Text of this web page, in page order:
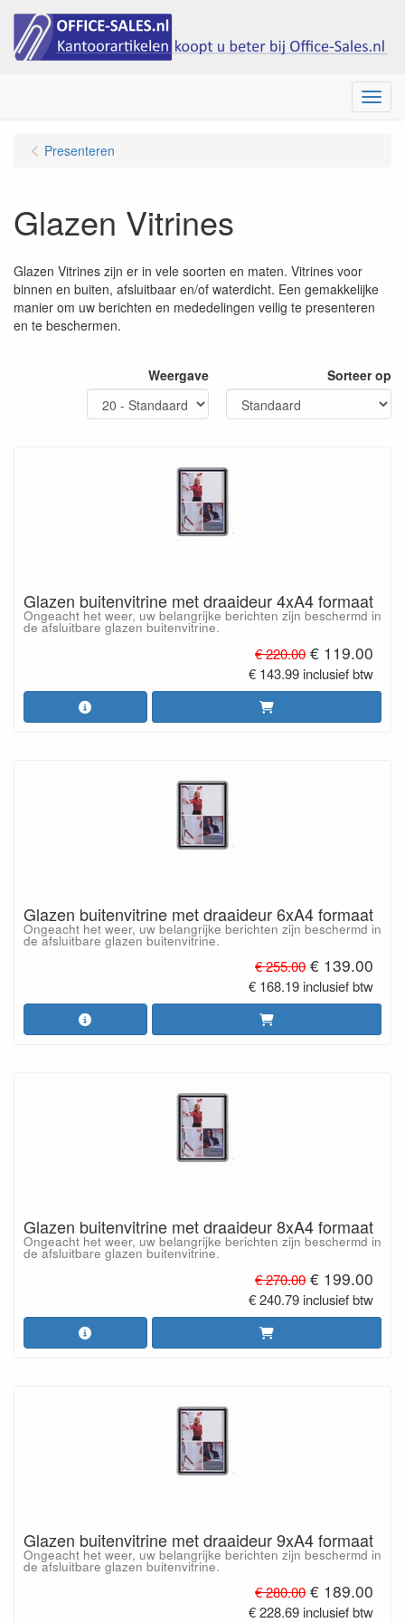
Menu
Presenteren
Glazen Vitrines
Glazen Vitrines zijn er in vele soorten en maten. Vitrines voor
binnen en buiten, afsluitbaar en/of waterdicht. Een gemakkelijke
manier om uw berichten en mededelingen veilig te presenteren
en te beschermen.
Weergave Sorteer op
Glazen buitenvitrine met draaideur 4xA4 formaat
Ongeacht het weer, uw belangrijke berichten zijn beschermd in
de afsluitbare glazen buitenvitrine.
€ 220.00 € 119.00
€ 143.99 inclusief btw
Glazen buitenvitrine met draaideur 6xA4 formaat
Ongeacht het weer, uw belangrijke berichten zijn beschermd in
de afsluitbare glazen buitenvitrine.
€ 255.00 € 139.00
€ 168.19 inclusief btw
Glazen buitenvitrine met draaideur 8xA4 formaat
Ongeacht het weer, uw belangrijke berichten zijn beschermd in
de afsluitbare glazen buitenvitrine.
€ 270.00 € 199.00
€ 240.79 inclusief btw
Glazen buitenvitrine met draaideur 9xA4 formaat
Ongeacht het weer, uw belangrijke berichten zijn beschermd in
de afsluitbare glazen buitenvitrine.
€ 280.00 € 189.00
€ 228.69 inclusief btw